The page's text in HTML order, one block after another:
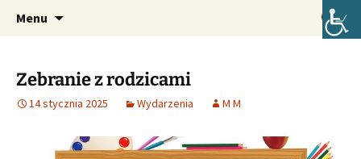
Szkoła Podstawowa im. Józefa
Lompy w Lubszy
Oficjalna strona internetowa szkoły.
Menu Szukaj:
Zebranie z rodzicami
14 stycznia 2025 Wydarzenia M M